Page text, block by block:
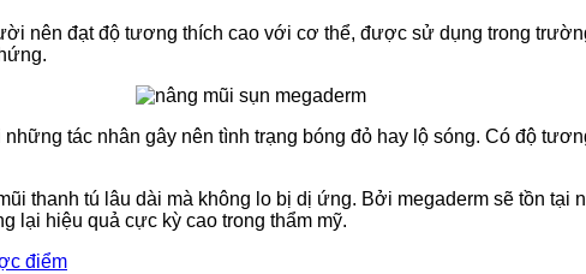
nên đạt độ tương thích cao với cơ thể, được sử dụng trong
tác nhân gây nên tình trạng bóng đỏ hay lộ sóng. Có độ
thanh tú lâu dài mà không lo bị dị ứng. Bởi megaderm sẽ tồn tại
lại hiệu quả cực kỳ cao trong thẩm mỹ.
điểm